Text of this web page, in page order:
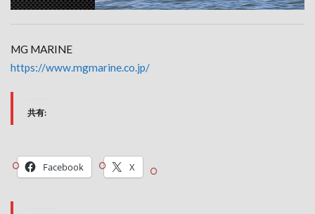
MG MARINE
https://www.mgmarine.co.jp/
共有:
Facebook X